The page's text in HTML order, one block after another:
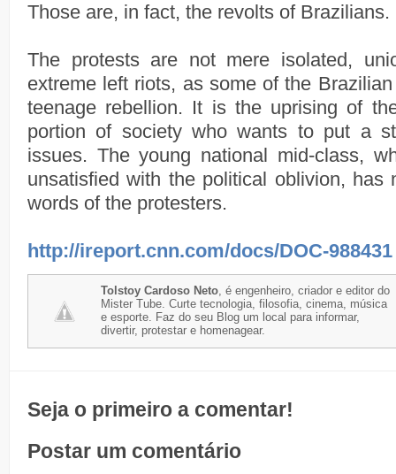
Those are, in fact, the revolts of Brazilians.
The protests are not mere isolated,
extreme left riots, as some of the
teenage rebellion. It is the uprising of
portion of society who wants to put a
issues. The young national mid-class,
unsatisfied with the political oblivion, has
words of the protesters.
http://ireport.cnn.com/docs/DOC-988431
Tolstoy Cardoso Neto, é engenheiro, criador e editor do
Mister Tube. Curte tecnologia, filosofia, cinema, música
e esporte. Faz do seu Blog um local para informar,
divertir, protestar e homenagear.
Seja o primeiro a comentar!
Postar um comentário